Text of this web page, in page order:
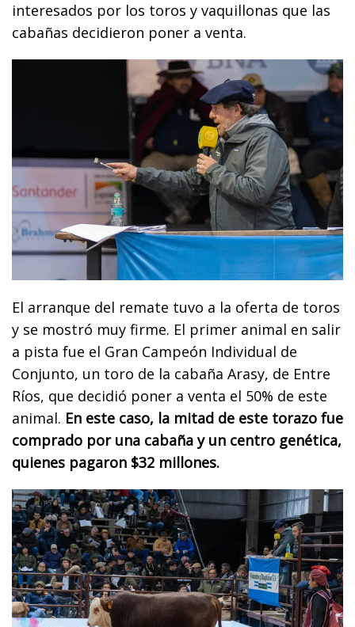
interesados por los toros y vaquillonas que las
cabañas decidieron poner a venta.
El arranque del remate tuvo a la oferta de toros
y se mostró muy firme. El primer animal en salir
a pista fue el Gran Campeón Individual de
Conjunto, un toro de la cabaña Arasy, de Entre
Ríos, que decidió poner a venta el 50% de este
animal. En este caso, la mitad de este torazo fue
comprado por una cabaña y un centro genética,
quienes pagaron $32 millones.